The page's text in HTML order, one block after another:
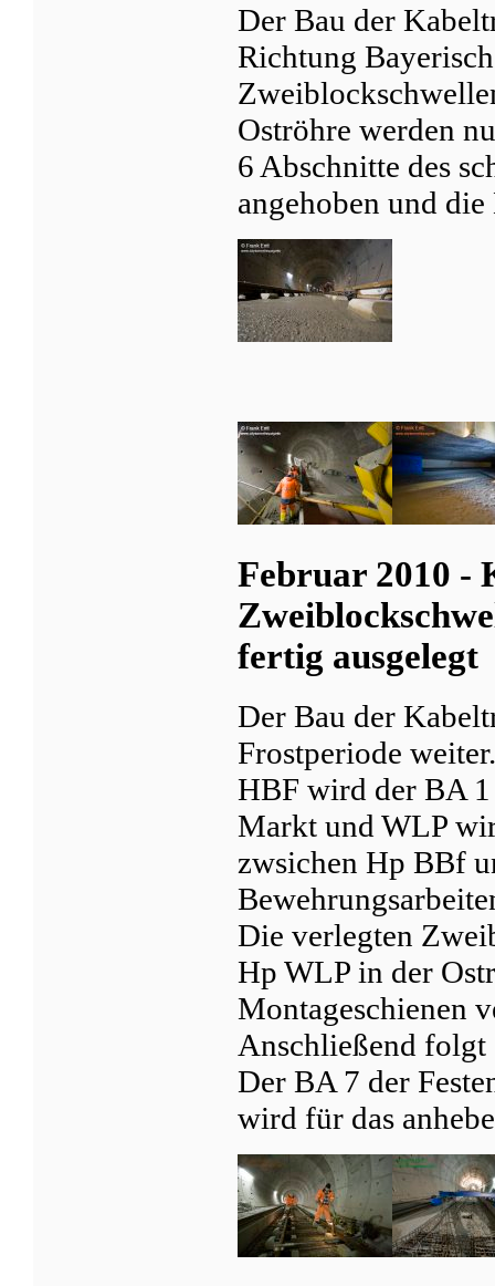
Der Bau der
Richtung
Oströhre werden
6 Abschnitte des
angehoben und
Februar 2010 -
fertig ausgelegt
Der Bau der
Frostperiode
HBF wird der BA
Markt und WLP
zwsichen Hp BBf
Die verlegten
Hp WLP in der
Montageschienen
Anschließend folgt
Der BA 7 der
wird für das